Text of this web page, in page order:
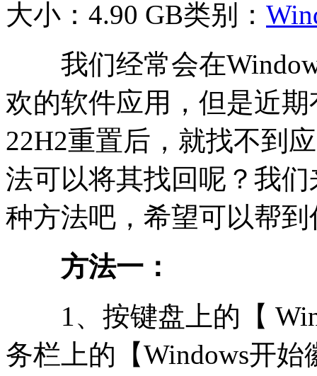
大小：4.90 GB类别：
我们经常会在
欢的软件应用，但是近
22H2重置后，就找不到
法可以将其找回呢？我们
种方法吧，希望可以帮到
方法一：
1、按键盘上的【 Win
务栏上的【Windows开